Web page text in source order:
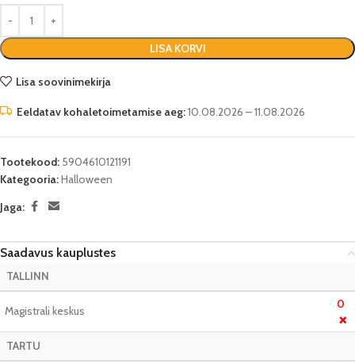
LISA KORVI
Lisa soovinimekirja
Eeldatav kohaletoimetamise aeg:10.08.2026 – 11.08.2026
Tootekood: 5904610121191
Kategooria:Halloween
Jaga:
Saadavus kauplustes
TALLINN
Magistrali keskus 0
❌
TARTU